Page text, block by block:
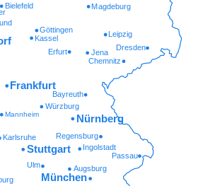
Augsburg
Ulm
Passau
Ingolstadt
Regensburg
Karlsruhe
Mannheim
Würzburg
Bayreuth
Chemnitz
Erfurt Jena
Dresden
Kassel
Göttingen
Magdeburg
Bielefeld
München
Stuttgart
Nürnberg
Frankfurt
Leipzig